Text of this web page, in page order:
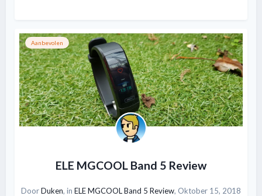
Aanbevolen
ELE MGCOOL Band 5 Review
DoorDuken, in ELE MGCOOL Band 5 Review, Oktober 15, 2018